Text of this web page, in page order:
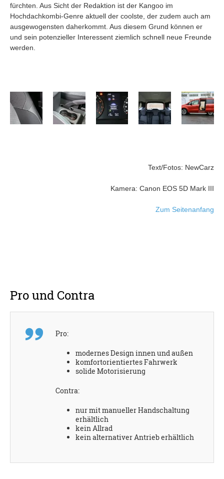
fürchten. Aus Sicht der Redaktion ist der Kangoo im
Hochdachkombi-Genre aktuell der coolste, der zudem auch am
ausgewogensten daherkommt. Aus diesem Grund können er
und sein potenzieller Interessent ziemlich schnell neue Freunde
werden.
Text/Fotos: NewCarz
Kamera: Canon EOS 5D Mark III
Zum Seitenanfang
Pro und Contra
Pro:
modernes Design innen und außen
komfortorientiertes Fahrwerk
solide Motorisierung
Contra:
nur mit manueller Handschaltung
erhältlich
kein Allrad
kein alternativer Antrieb erhältlich